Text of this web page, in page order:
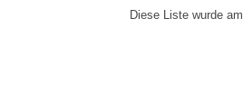
Diese Liste wurde am